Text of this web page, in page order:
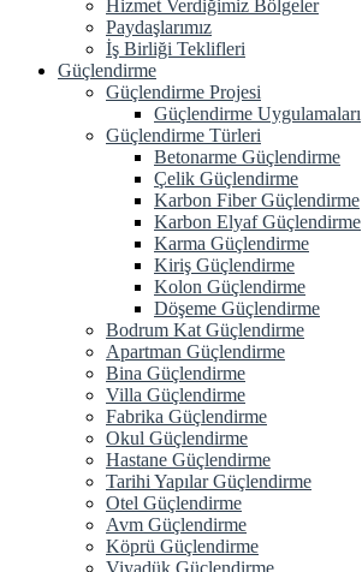
Hizmet Verdiğimiz Bölgeler
Paydaşlarımız
İş Birliği Teklifleri
Güçlendirme
Güçlendirme Projesi
Güçlendirme Uygulamaları
Güçlendirme Türleri
Betonarme Güçlendirme
Çelik Güçlendirme
Karbon Fiber Güçlendirme
Karbon Elyaf Güçlendirme
Karma Güçlendirme
Kiriş Güçlendirme
Kolon Güçlendirme
Döşeme Güçlendirme
Bodrum Kat Güçlendirme
Apartman Güçlendirme
Bina Güçlendirme
Villa Güçlendirme
Fabrika Güçlendirme
Okul Güçlendirme
Hastane Güçlendirme
Tarihi Yapılar Güçlendirme
Otel Güçlendirme
Avm Güçlendirme
Köprü Güçlendirme
Viyadük Güçlendirme